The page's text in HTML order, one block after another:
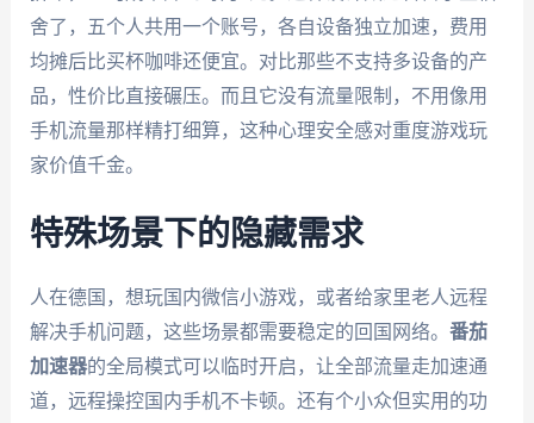
舍了，五个人共用一个账号，各自设备独立加速，费用
均摊后比买杯咖啡还便宜。对比那些不支持多设备的产
品，性价比直接碾压。而且它没有流量限制，不用像用
手机流量那样精打细算，这种心理安全感对重度游戏玩
家价值千金。
特殊场景下的隐藏需求
人在德国，想玩国内微信小游戏，或者给家里老人远程
解决手机问题，这些场景都需要稳定的回国网络。 番茄
加速器的全局模式可以临时开启，让全部流量走加速通
道，远程操控国内手机不卡顿。还有个小众但实用的功